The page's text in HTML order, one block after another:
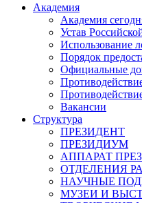
Академия
Академия
Устав
Использование
Порядок
Официальные
Вакансии
Структура
ПРЕЗИДЕНТ
ПРЕЗИДИУМ
АППАРАТ
ОТДЕЛЕНИЯ
НАУЧНЫЕ
МУЗЕИ И